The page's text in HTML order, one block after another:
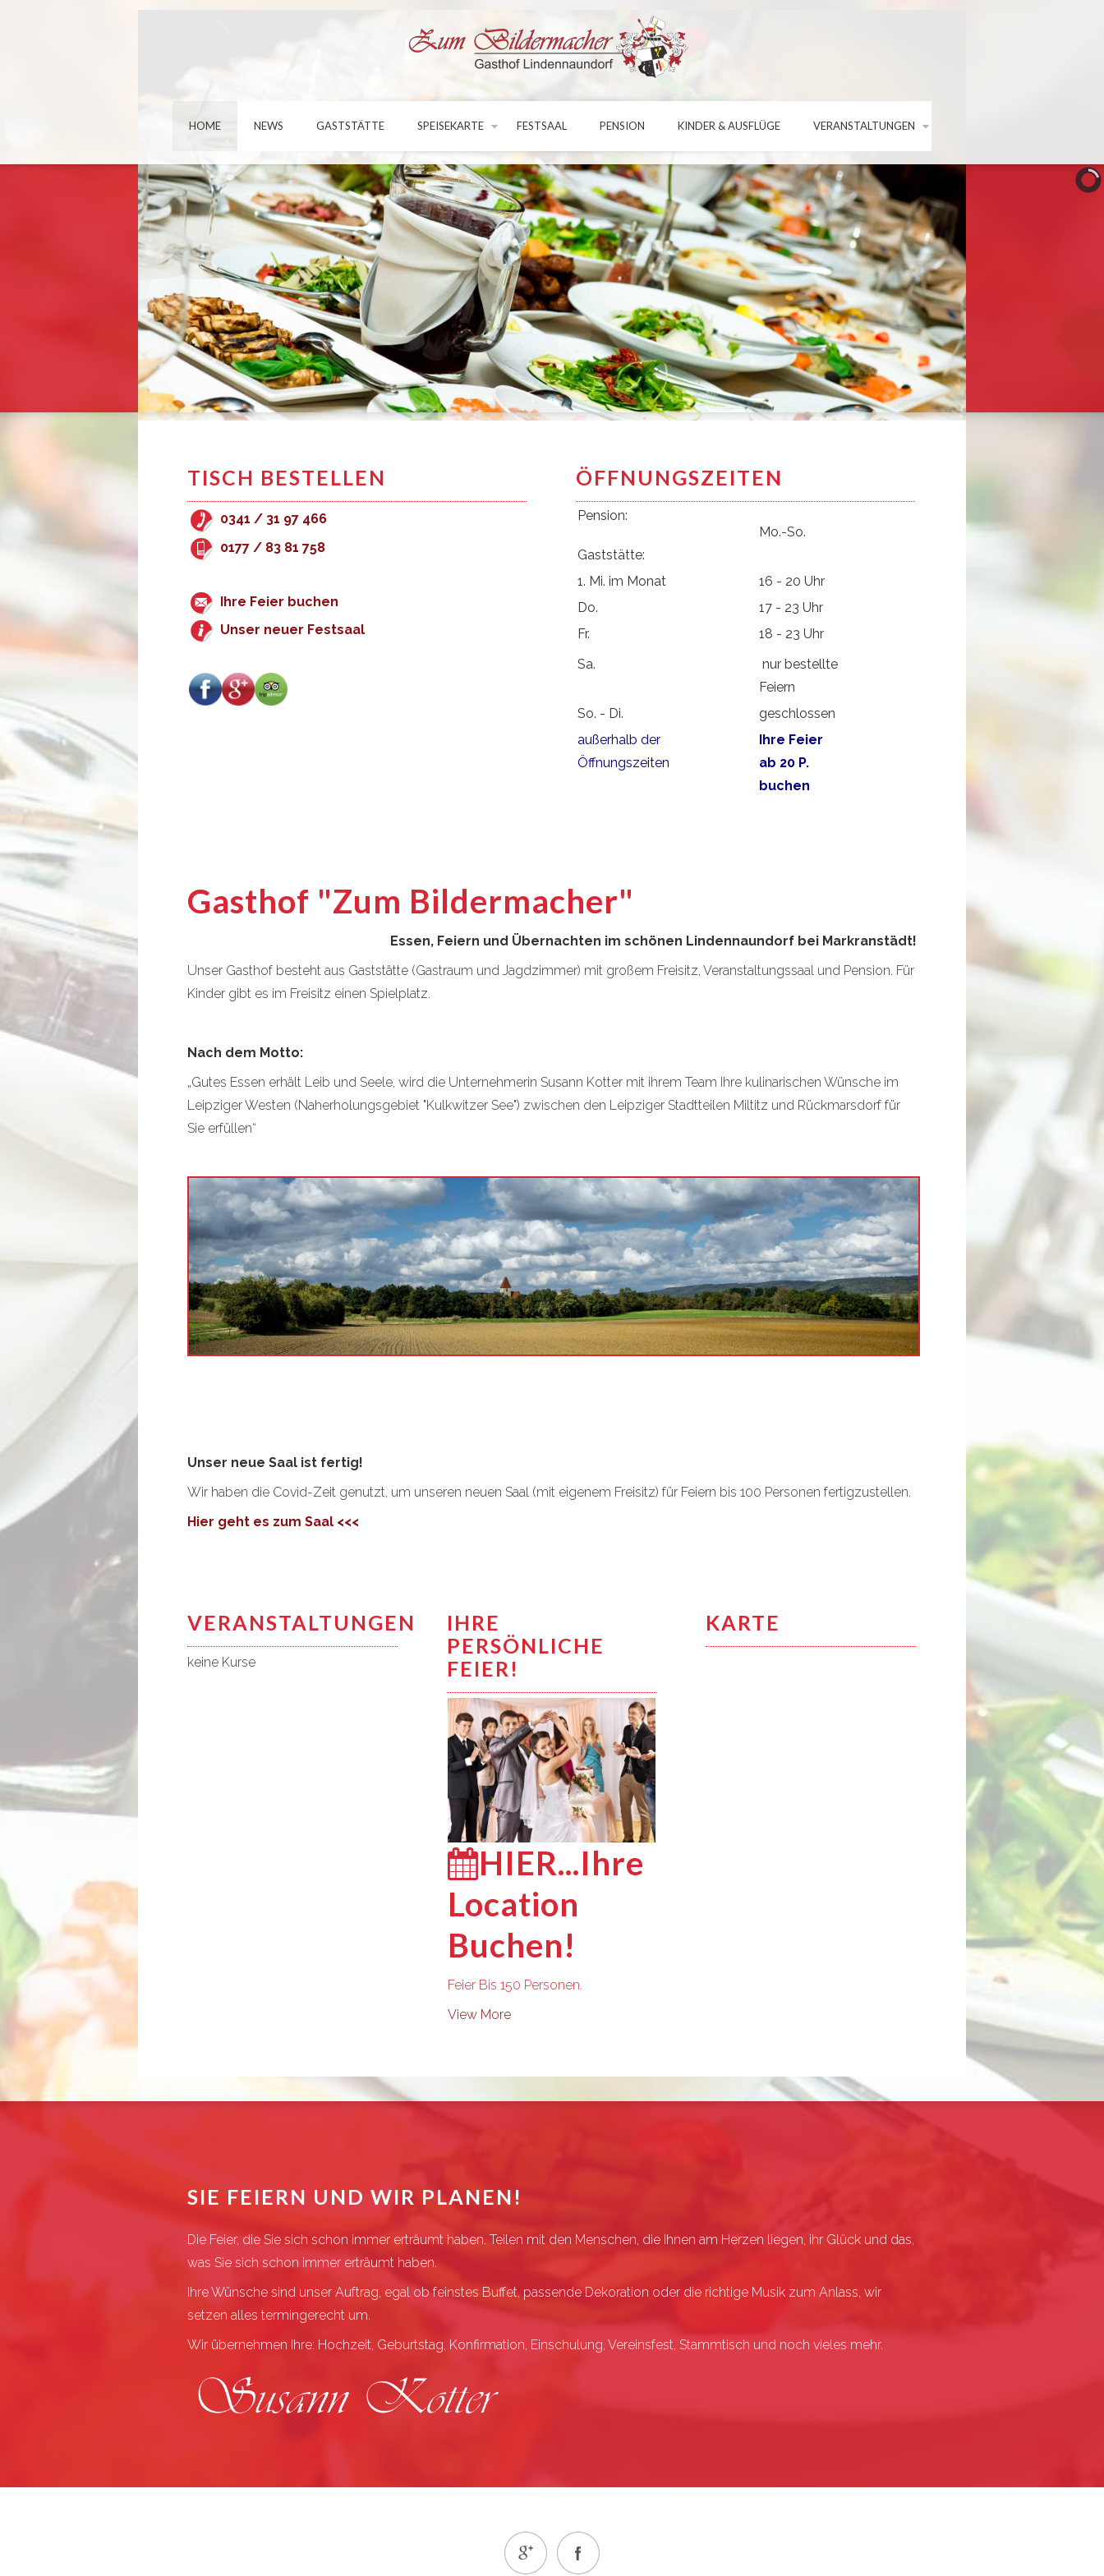
HOME NEWS GASTSTÄTTE SPEISEKARTE FESTSAAL PENSION KINDER & AUSFLÜGE VERANSTALTUNGEN
TISCH BESTELLEN
0341 / 31 97 466
0177 / 83 81 758
Ihre Feier buchen
Unser neuer Festsaal
ÖFFNUNGSZEITEN
Pension:
Mo.-So.
Gaststätte:
1. Mi. im Monat
16 - 20 Uhr
Do.
17 - 23 Uhr
Fr.
18 - 23 Uhr
Sa.
nur bestellte
Feiern
So. - Di.
geschlossen
außerhalb der
Öffnungszeiten
Ihre Feier
ab 20 P.
buchen
Gasthof "Zum Bildermacher"
Essen, Feiern und Übernachten im schönen Lindennaundorf bei Markranstädt!
Unser Gasthof besteht aus Gaststätte (Gastraum und Jagdzimmer) mit großem Freisitz, Veranstaltungssaal und Pension. Für
Kinder gibt es im Freisitz einen Spielplatz.
Nach dem Motto:
„Gutes Essen erhält Leib und Seele, wird die Unternehmerin Susann Kotter mit ihrem Team Ihre kulinarischen Wünsche im
Leipziger Westen (Naherholungsgebiet "Kulkwitzer See") zwischen den Leipziger Stadtteilen Miltitz und Rückmarsdorf für
Sie erfüllen“
Unser neue Saal ist fertig!
Wir haben die Covid-Zeit genutzt, um unseren neuen Saal (mit eigenem Freisitz) für Feiern bis 100 Personen fertigzustellen.
Hier geht es zum Saal <<<
VERANSTALTUNGEN
keine Kurse
IHRE
PERSÖNLICHE
FEIER!
HIER...Ihre
Location
Buchen!
Feier Bis 150 Personen.
View More
KARTE
SIE FEIERN UND WIR PLANEN!
Die Feier, die Sie sich schon immer erträumt haben. Teilen mit den Menschen, die Ihnen am Herzen liegen, ihr Glück und das,
was Sie sich schon immer erträumt haben.
Ihre Wünsche sind unser Auftrag, egal ob feinstes Buffet, passende Dekoration oder die richtige Musik zum Anlass, wir
setzen alles termingerecht um.
Wir übernehmen Ihre: Hochzeit, Geburtstag, Konfirmation, Einschulung, Vereinsfest, Stammtisch und noch vieles mehr.